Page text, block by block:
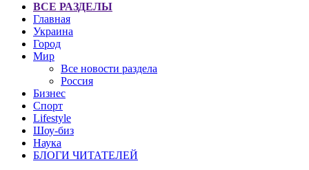
ВСЕ РАЗДЕЛЫ
Главная
Украина
Город
Мир
Все новости раздела
Россия
Бизнес
Спорт
Lifestyle
Шоу-биз
Наука
БЛОГИ ЧИТАТЕЛЕЙ